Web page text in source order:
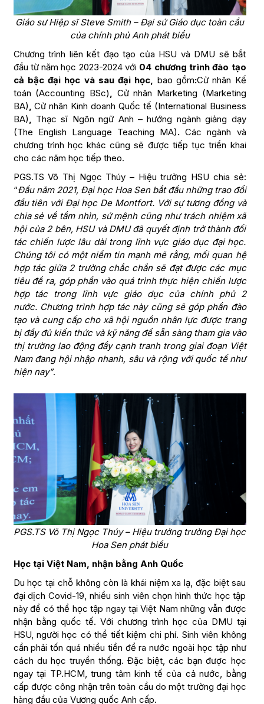
Giáo sư Hiệp sĩ Steve Smith – Đại sứ Giáo dục toàn cầu
của chính phủ Anh phát biểu
Chương trình liên kết đạo tạo của HSU và DMU sẽ bắt
đầu từ năm học 2023-2024 với 04 chương trình đào tạo
cả bậc đại học và sau đại học, bao gồm:Cử nhân Kế
toán (Accounting BSc), Cử nhân Marketing (Marketing
BA), Cử nhân Kinh doanh Quốc tế (International Business
BA), Thạc sĩ Ngôn ngữ Anh – hướng ngành giảng dạy
(The English Language Teaching MA).Các ngành và
chương trình học khác cũng sẽ được tiếp tục triển khai
cho các năm học tiếp theo.
PGS.TS Võ Thị Ngọc Thúy – Hiệu trưởng HSU chia sẻ:
“Đầu năm 2021, Đại học Hoa Sen bắt đầu những trao đổi
đầu tiên với Đại học De Montfort. Với sự tương đồng và
chia sẻ về tầm nhìn, sứ mệnh cũng như trách nhiệm xã
hội của 2 bên, HSU và DMU đã quyết định trở thành đối
tác chiến lược lâu dài trong lĩnh vực giáo dục đại học.
Chúng tôi có một niềm tin mạnh mẽ rằng, mối quan hệ
hợp tác giữa 2 trường chắc chắn sẽ đạt được các mục
tiêu đề ra, góp phần vào quá trình thực hiện chiến lược
hợp tác trong lĩnh vực giáo dục của chính phủ 2
nước. Chương trình hợp tác này cũng sẽ góp phần đào
tạo và cung cấp cho xã hội nguồn nhân lực được trang
bị đầy đủ kiến thức và kỹ năng để sẵn sàng tham gia vào
thị trường lao động đầy cạnh tranh trong giai đoạn Việt
Nam đang hội nhập nhanh, sâu và rộng với quốc tế như
hiện nay”.
PGS.TS Võ Thị Ngọc Thúy – Hiệu trưởng trường Đại học
Hoa Sen phát biểu
Học tại Việt Nam, nhận bằng Anh Quốc
Du học tại chỗ không còn là khái niệm xa lạ, đặc biệt sau
đại dịch Covid-19, nhiều sinh viên chọn hình thức học tập
này để có thể học tập ngay tại Việt Nam những vẫn được
nhận bằng quốc tế. Với chương trình học của DMU tại
HSU, người học có thể tiết kiệm chi phí. Sinh viên không
cần phải tốn quá nhiều tiền để ra nước ngoài học tập như
cách du học truyền thống. Đặc biệt, các bạn được học
ngay tại TP.HCM, trung tâm kinh tế của cả nước, bằng
cấp được công nhận trên toàn cầu do một trường đại học
hàng đầu của Vương quốc Anh cấp.